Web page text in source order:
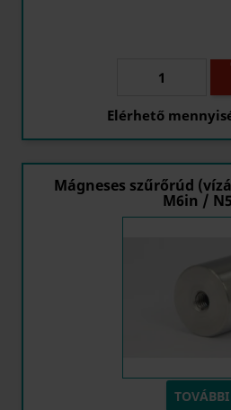
Elérhető
Mágneses szűrőrúd
M6in /
TOVÁBBI